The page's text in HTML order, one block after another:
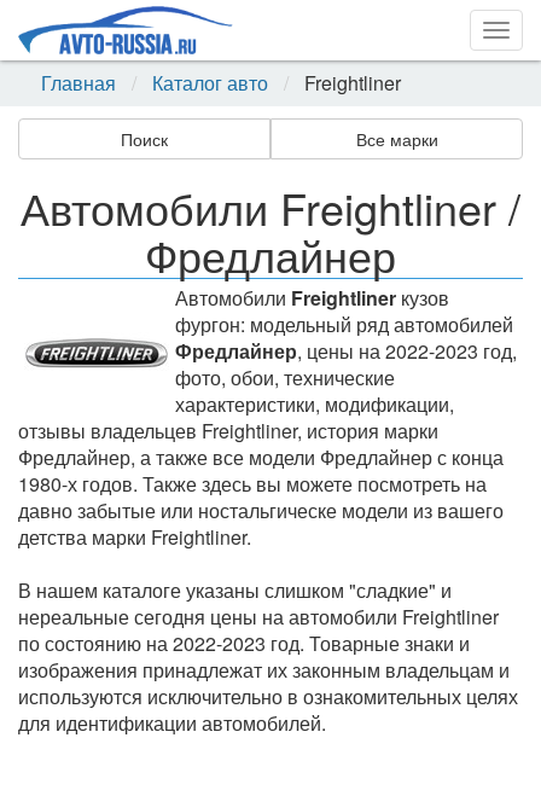
Главная
Каталог авто Freightliner
Поиск Все марки
Автомобили Freightliner /
Фредлайнер
Автомобили Freightliner кузов
фургон: модельный ряд автомобилей
Фредлайнер, цены на 2022-2023 год,
фото, обои, технические
характеристики, модификации,
отзывы владельцев Freightliner, история марки
Фредлайнер, а также все модели Фредлайнер с конца
1980-х годов. Также здесь вы можете посмотреть на
давно забытые или ностальгическе модели из вашего
детства марки Freightliner.
В нашем каталоге указаны слишком "сладкие" и
нереальные сегодня цены на автомобили Freightliner
по состоянию на 2022-2023 год. Товарные знаки и
изображения принадлежат их законным владельцам и
используются исключительно в ознакомительных целях
для идентификации автомобилей.